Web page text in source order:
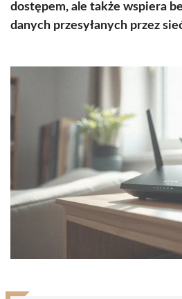
dostępem, ale także wspiera
danych przesyłanych przez